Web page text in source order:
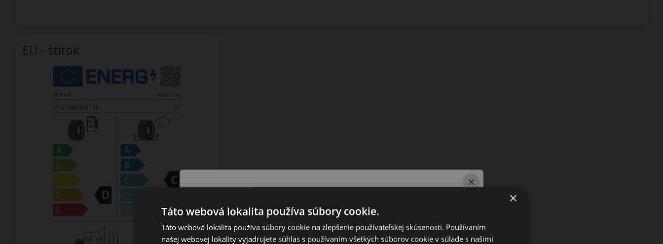
EU - štítok
×
Táto webová lokalita používa súbory cookie.
Táto webová lokalita používa súbory cookie na zlepšenie používateľskej skúsenosti. Používaním
našej webovej lokality vyjadrujete súhlas s používaním všetkých súborov cookie v súlade s našimi